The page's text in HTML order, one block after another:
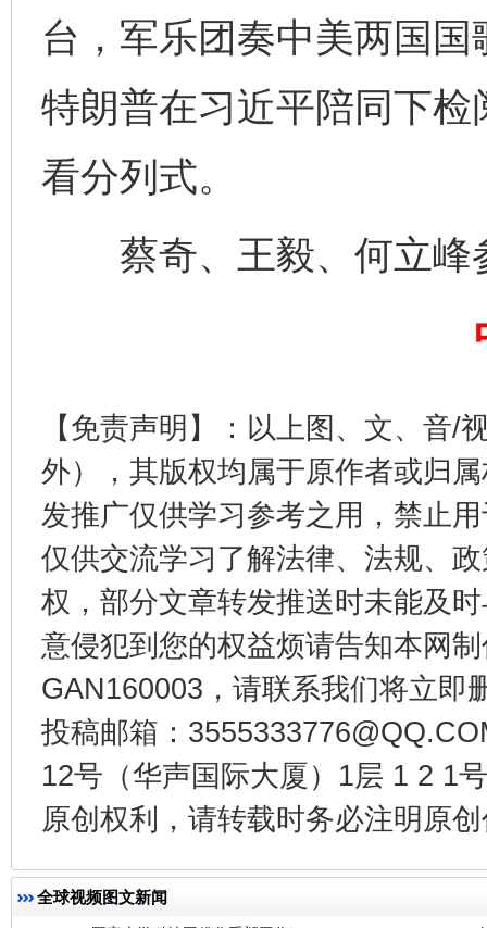
台，军乐团奏中美两国
特朗普在习近平陪同下
看分列式。
蔡奇、王毅、何立峰
【免责声明】：以上图、文、音/
外），其版权均属于原作者或归
发推广仅供学习参考之用，禁止
仅供交流学习了解法律、法规、
权，部分文章转发推送时未能及
意侵犯到您的权益烦请告知本网
GAN160003，请联系我们将立即
投稿邮箱：
12号（华声国际大厦）1层 1 2 1
原创权利，请转载时务必注明原
全球视频图文新闻
全民健身五年计划来了！等你上场
阿坝州三大球赛在茂县开幕 规模
国家大学科技园优化重塑工作